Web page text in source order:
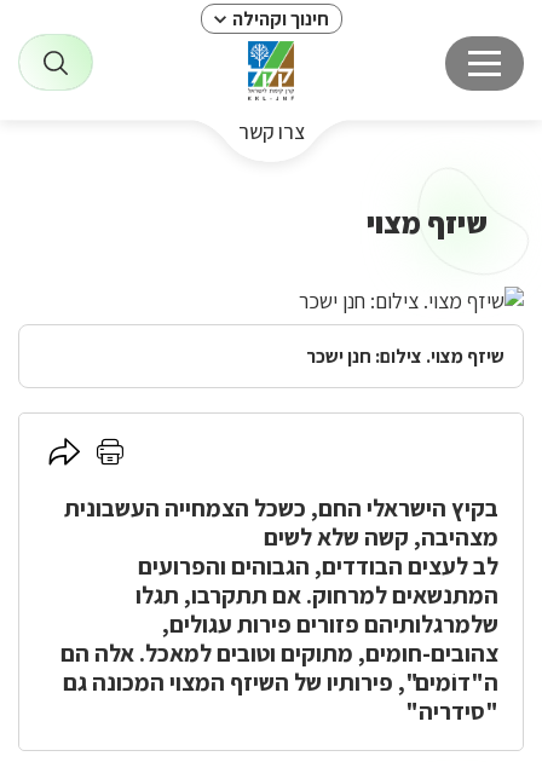
חינוך וקהילה
צרו קשר
שיזף מצוי
שיזף מצוי. צילום: חנן ישכר
לחץ
להדפסה
לחץ
לשיתוףבקיץ הישראלי החם, כשכל הצמחייה העשבונית
מצהיבה, קשה שלא לשים
לב לעצים הבודדים, הגבוהים והפרועים
המתנשאים למרחוק. אם תתקרבו, תגלו
שלמרגלותיהם פזורים פירות עגולים,
צהובים-חומים, מתוקים וטובים למאכל. אלה הם
ה"דוֹמים", פירותיו של השיזף המצוי המכונה גם
"סידריה"